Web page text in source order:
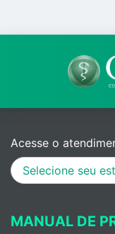
Acesse o
MANUAL DE